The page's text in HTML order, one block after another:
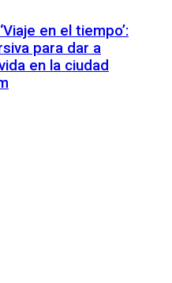
en el tiempo’:
para dar a
en la ciudad